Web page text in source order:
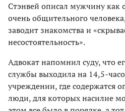
Стэнвей описал мужчину как
очень общительного
заводит знакомства и
несостоятельность».
Адвокат напомнил суду, что
службы выходила на 14,5-
учреждении, где содержатся
люди, для которых насилие